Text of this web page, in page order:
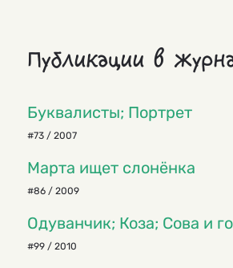
Публикации в
Буквалисты; Портрет
#73 / 2007
Марта ищет слонёнка
#86 / 2009
Одуванчик; Коза; Сова и
#99 / 2010